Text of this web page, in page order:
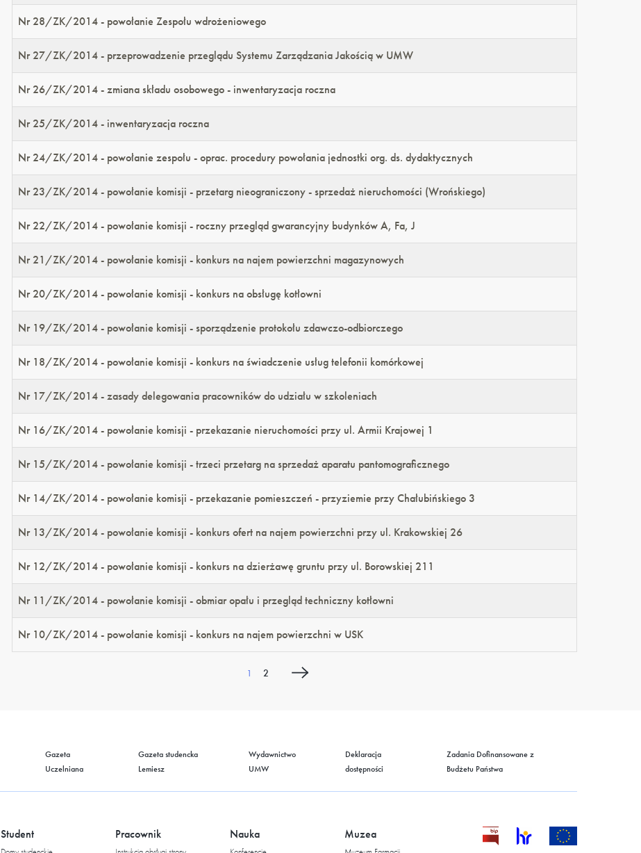
Nr 28/ZK/2014 - powołanie Zespołu wdrożeniowego
Nr 27/ZK/2014 - przeprowadzenie przeglądu Systemu Zarządzania Jakością w UMW
Nr 26/ZK/2014 - zmiana składu osobowego - inwentaryzacja roczna
Nr 25/ZK/2014 - inwentaryzacja roczna
Nr 24/ZK/2014 - powołanie zespołu - oprac. procedury powołania jednostki org. ds. dydaktycznych
Nr 23/ZK/2014 - powołanie komisji - przetarg nieograniczony - sprzedaż nieruchomości (Wrońskiego)
Nr 22/ZK/2014 - powołanie komisji - roczny przegląd gwarancyjny budynków A, Fa, J
Nr 21/ZK/2014 - powołanie komisji - konkurs na najem powierzchni magazynowych
Nr 20/ZK/2014 - powołanie komisji - konkurs na obsługę kotłowni
Nr 19/ZK/2014 - powołanie komisji - sporządzenie protokołu zdawczo-odbiorczego
Nr 18/ZK/2014 - powołanie komisji - konkurs na świadczenie usług telefonii komórkowej
Nr 17/ZK/2014 - zasady delegowania pracowników do udziału w szkoleniach
Nr 16/ZK/2014 - powołanie komisji - przekazanie nieruchomości przy ul. Armii Krajowej 1
Nr 15/ZK/2014 - powołanie komisji - trzeci przetarg na sprzedaż aparatu pantomograficznego
Nr 14/ZK/2014 - powołanie komisji - przekazanie pomieszczeń - przyziemie przy Chałubińskiego 3
Nr 13/ZK/2014 - powołanie komisji - konkurs ofert na najem powierzchni przy ul. Krakowskiej 26
Nr 12/ZK/2014 - powołanie komisji - konkurs na dzierżawę gruntu przy ul. Borowskiej 211
Nr 11/ZK/2014 - powołanie komisji - obmiar opału i przegląd techniczny kotłowni
Nr 10/ZK/2014 - powołanie komisji - konkurs na najem powierzchni w USK
Bieżąca
1 Strona
2
Gazeta
Uczelniana
Gazeta studencka
Lemiesz
Wydawnictwo
UMW
Deklaracja
dostępności
Zadania Dofinansowane z
Budżetu Państwa
Student Pracownik Nauka Muzea